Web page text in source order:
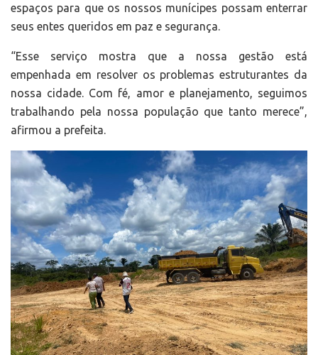
espaços para que os nossos munícipes possam enterrar
seus entes queridos em paz e segurança.
“Esse serviço mostra que a nossa gestão está
empenhada em resolver os problemas estruturantes da
nossa cidade. Com fé, amor e planejamento, seguimos
trabalhando pela nossa população que tanto merece”,
afirmou a prefeita.